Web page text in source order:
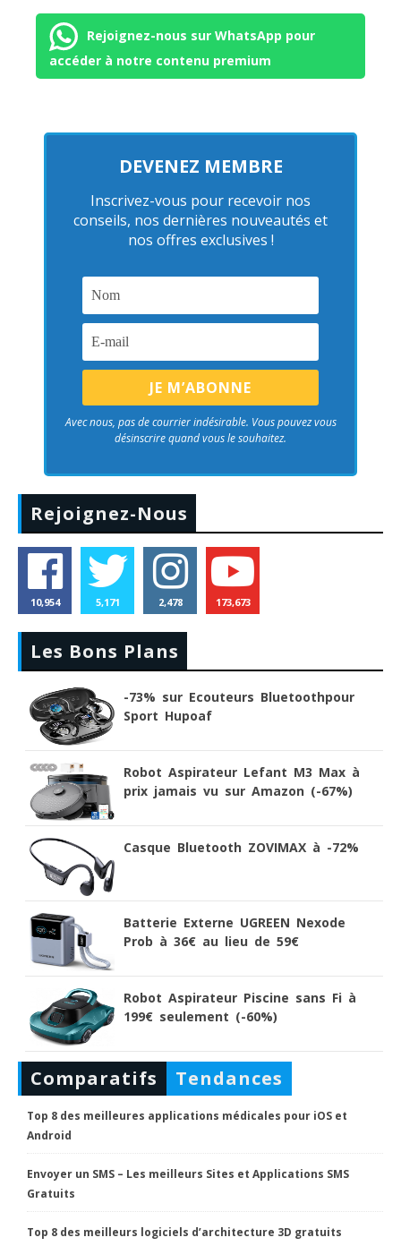
Rejoignez-nous sur WhatsApp pour
accéder à notre contenu premium
DEVENEZ MEMBRE
Inscrivez-vous pour recevoir nos
conseils, nos dernières nouveautés et
nos offres exclusives !
Avec nous, pas de courrier indésirable. Vous pouvez vous
désinscrire quand vous le souhaitez.
Rejoignez-Nous
10,954 5,171 2,478 173,673
Les Bons Plans
-73% sur Ecouteurs Bluetoothpour
Sport Hupoaf
Robot Aspirateur Lefant M3 Max à
prix jamais vu sur Amazon (-67%)
Casque Bluetooth ZOVIMAX à -72%
Batterie Externe UGREEN Nexode
Prob à 36€ au lieu de 59€
Robot Aspirateur Piscine sans Fi à
199€ seulement (-60%)
Comparatifs Tendances
Top 8 des meilleures applications médicales pour iOS et
Android
Envoyer un SMS – Les meilleurs Sites et Applications SMS
Gratuits
Top 8 des meilleurs logiciels d’architecture 3D gratuits